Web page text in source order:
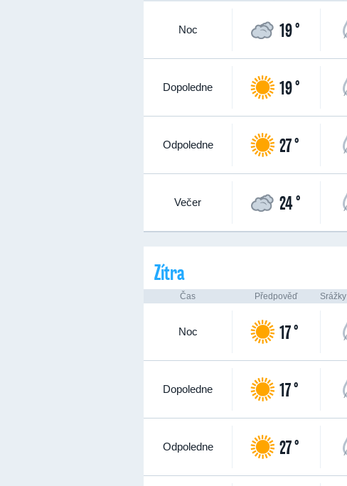
Noc 19 °
Dopoledne 19 °
Odpoledne 27 °
Večer 24 °
Zítra
Čas Předpověď Srážky
Noc 17 °
Dopoledne 17 °
Odpoledne 27 °